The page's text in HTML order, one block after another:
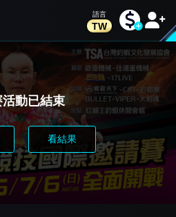
TW
活動已結束
看結果